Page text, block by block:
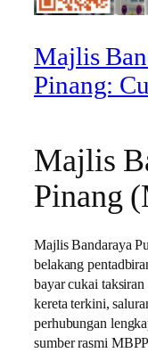
Majlis
Pinang:
Majlis
Pinang
Majlis Bandaraya
belakang
bayar cukai taksiran
kereta terkini,
perhubungan
sumber rasmi